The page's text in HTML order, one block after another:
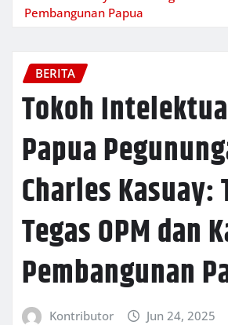
Pembangunan Papua
BERITA
Tokoh
Papua
Charles Kasuay:
Tegas OPM dan
Pembangunan
Kontributor Jun 24, 2025